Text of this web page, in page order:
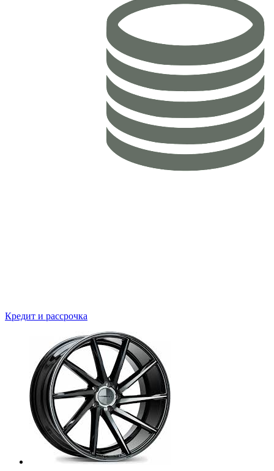
Кредит и рассрочка